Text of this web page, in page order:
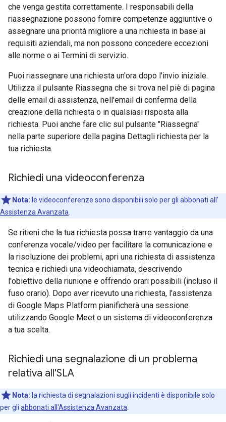
che venga gestita correttamente. I responsabili della
riassegnazione possono fornire competenze aggiuntive o
assegnare una priorità migliore a una richiesta in base ai
requisiti aziendali, ma non possono concedere eccezioni
alle norme o ai Termini di servizio.
Puoi riassegnare una richiesta un'ora dopo l'invio iniziale.
Utilizza il pulsante Riassegna che si trova nel piè di pagina
delle email di assistenza, nell'email di conferma della
creazione della richiesta o in qualsiasi risposta alla
richiesta. Puoi anche fare clic sul pulsante "Riassegna"
nella parte superiore della pagina Dettagli richiesta per la
tua richiesta.
Richiedi una videoconferenza
Nota: le videoconferenze sono disponibili solo per gli abbonati all'
Assistenza Avanzata
Se ritieni che la tua richiesta possa trarre vantaggio da una
conferenza vocale/video per facilitare la comunicazione e
la risoluzione dei problemi, apri una richiesta di assistenza
tecnica e richiedi una videochiamata, descrivendo
l'obiettivo della riunione e offrendo orari possibili (incluso il
fuso orario). Dopo aver ricevuto una richiesta, l'assistenza
di Google Maps Platform pianificherà una sessione
utilizzando Google Meet o un sistema di videoconferenza
a tua scelta.
Richiedi una segnalazione di un problema
relativa all'SLA
Nota: la richiesta di segnalazioni sugli incidenti è disponibile solo
per gli abbonati all'Assistenza Avanzata